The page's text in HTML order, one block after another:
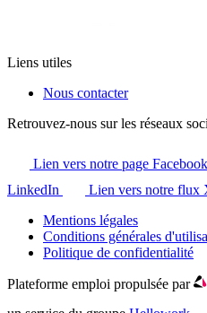
Liens utiles
Nous contacter
Retrouvez-nous sur les réseaux
Lien vers notre page Facebook
LinkedIn
Lien vers notre flux
Mentions légales
Conditions générales
Politique de confidentialité
Plateforme emploi propulsée par